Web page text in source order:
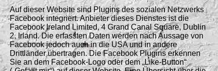
Auf dieser Website sind Plugins des sozialen Netzwerks
Facebook integriert. Anbieter dieses Dienstes ist die
Facebook Ireland Limited, 4 Grand Canal Square, Dublin
2, Irland. Die erfassten Daten werden nach Aussage von
Facebook jedoch auch in die USA und in andere
Drittländer übertragen. Die Facebook Plugins erkennen
Sie an dem Facebook-Logo oder dem „Like-Button“